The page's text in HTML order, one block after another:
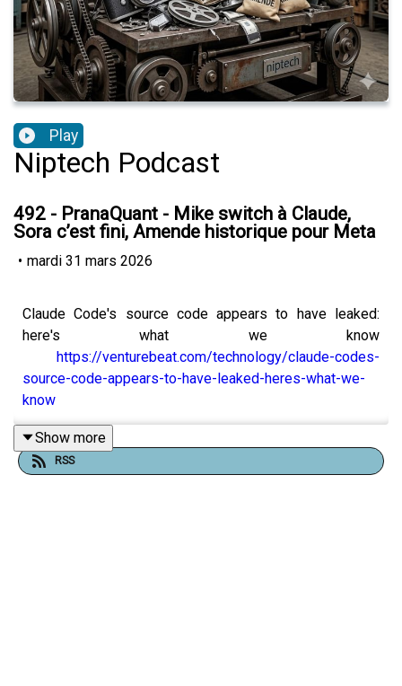
Play
Niptech Podcast
492 - PranaQuant - Mike switch à Claude,
Sora c’est fini, Amende historique pour Meta
• mardi 31 mars 2026
Claude Code's source code appears to have leaked:
here's what we know
https://venturebeat.com/technology/claude-codes-
source-code-appears-to-have-leaked-heres-what-we-
know
OPENAI TUE SORA — Le pivot enterprise qui fait mal
Show more
RSS